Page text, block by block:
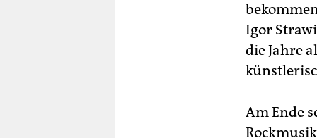
Igor
die Jahre
Am Ende